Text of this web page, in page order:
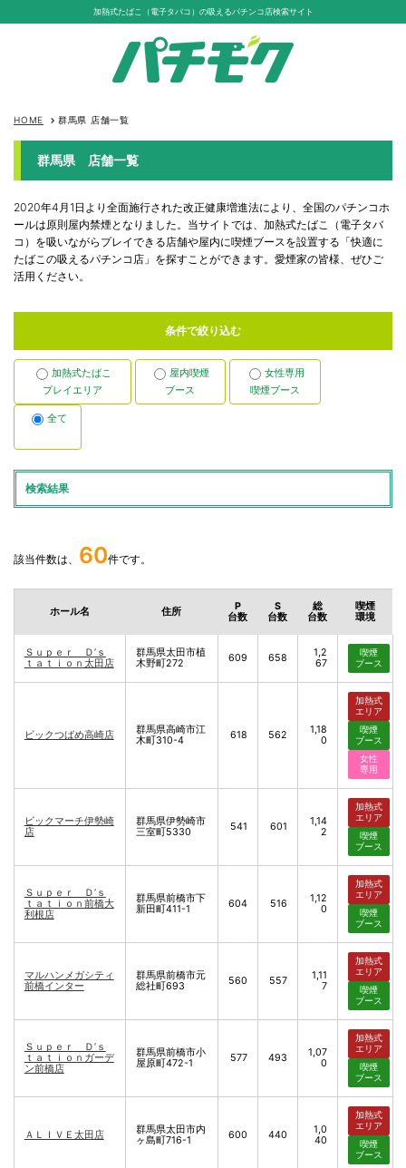
加熱式たばこ（電子タバコ）の吸えるパチンコ店検索サイト
HOME keyboard_arrow_right 群馬県 店舗一覧
群馬県 店舗一覧
2020年4月1日より全面施行された改正健康増進法により、全国のパチンコホ
ールは原則屋内禁煙となりました。当サイトでは、加熱式たばこ（電子タバ
コ）を吸いながらプレイできる店舗や屋内に喫煙ブースを設置する「快適に
たばこの吸えるパチンコ店」を探すことができます。愛煙家の皆様、ぜひご
活用ください。
条件で絞り込む
加熱式たばこ
プレイエリア
屋内喫煙
ブース
女性専用
喫煙ブース
全て
検索結果
該当件数は、 60件です。
ホール名 住所
P
台数
S
台数
総
台数
喫煙
環境
Ｓｕｐｅｒ Ｄ’ｓ
ｔａｔｉｏｎ太田店
群馬県太田市植
木野町272
609 658
1,2
67
喫煙
ブース
ビックつばめ高崎店
群馬県高崎市江
木町310-4
618 562
1,18
0
加熱式
エリア
喫煙
ブース
女性
専用
ビックマーチ伊勢崎
店
群馬県伊勢崎市
三室町5330
541 601
1,14
2
加熱式
エリア
喫煙
ブース
Ｓｕｐｅｒ Ｄ’ｓ
ｔａｔｉｏｎ前橋大
利根店
群馬県前橋市下
新田町411-1
604 516
1,12
0
加熱式
エリア
喫煙
ブース
マルハンメガシティ
前橋インター
群馬県前橋市元
総社町693
560 557
1,11
7
加熱式
エリア
喫煙
ブース
Ｓｕｐｅｒ Ｄ’ｓ
ｔａｔｉｏｎガーデ
ン前橋店
群馬県前橋市小
屋原町472-1
577 493
1,07
0
加熱式
エリア
喫煙
ブース
ＡＬＩＶＥ太田店
群馬県太田市内
ヶ島町716-1
600 440
1,0
40
加熱式
エリア
喫煙
ブース